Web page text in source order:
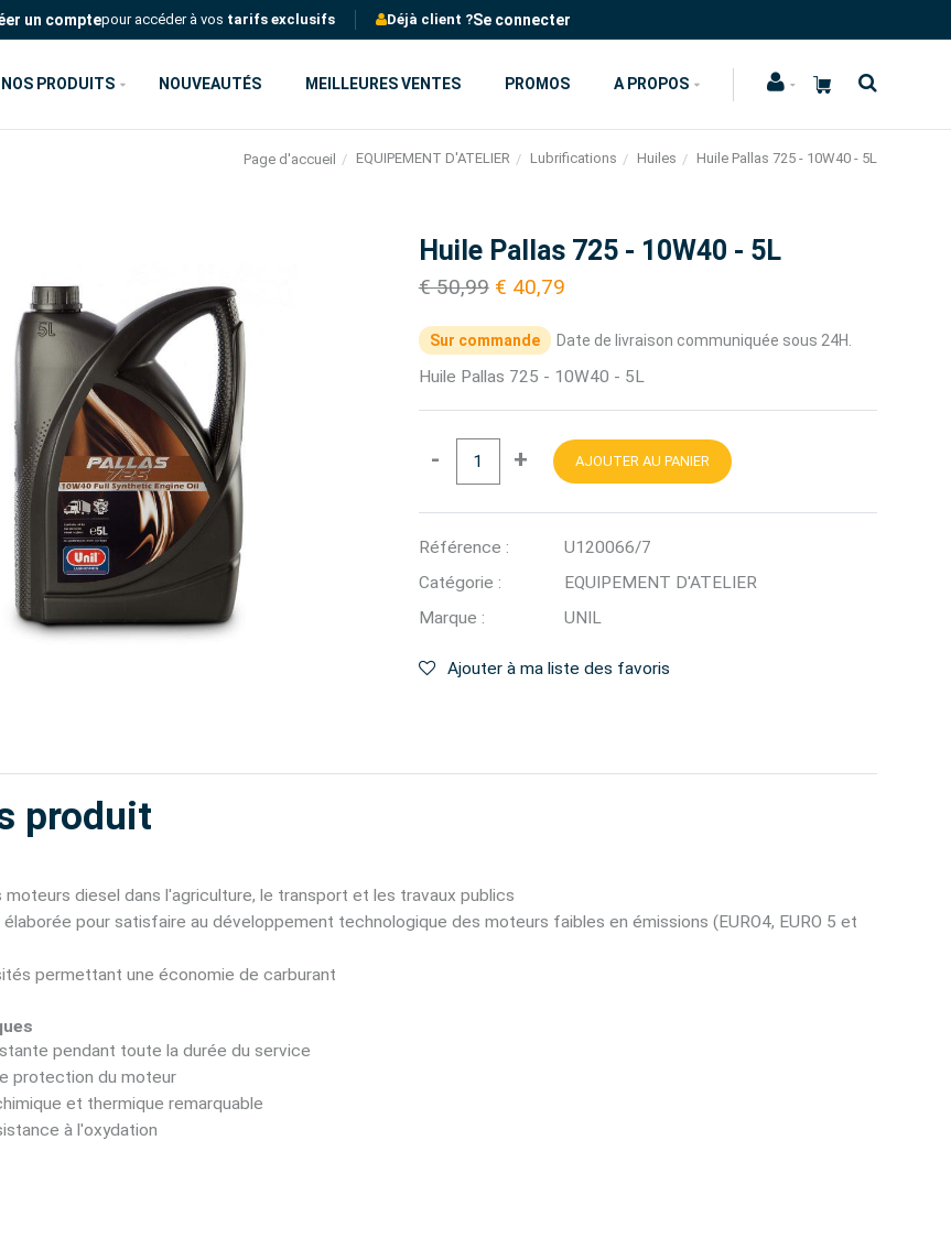
un comptepour accéder à vos tarifs exclusifs Déjà client ?Se connecter
NOS PRODUITS NOUVEAUTÉS MEILLEURES VENTES PROMOS A PROPOS
Page d'accueil EQUIPEMENT D'ATELIER Lubrifications Huiles Huile Pallas 725 - 10W40 - 5L
Huile Pallas 725 - 10W40 - 5L
€ 50,99 € 40,79
Sur commande Date de livraison communiquée sous 24H.
Huile Pallas 725 - 10W40 - 5L
- + AJOUTER AU PANIER
Référence :
U120066/7
Catégorie :
EQUIPEMENT D'ATELIER
Marque :
UNIL
Ajouter à ma liste des favoris
produit
moteurs diesel dans l'agriculture, le transport et les travaux publics
pour satisfaire au développement technologique des moteurs faibles en émissions (EURO4, EURO 5 et
permettant une économie de carburant
pendant toute la durée du service
protection du moteur
et thermique remarquable
à l'oxydation